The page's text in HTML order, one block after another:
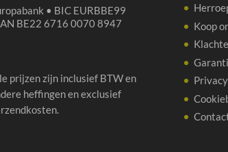
• BIC EURBBE99
BE22 6716 0070 8947
prijzen zijn inclusief BTW en
heffingen en exclusief
Koop